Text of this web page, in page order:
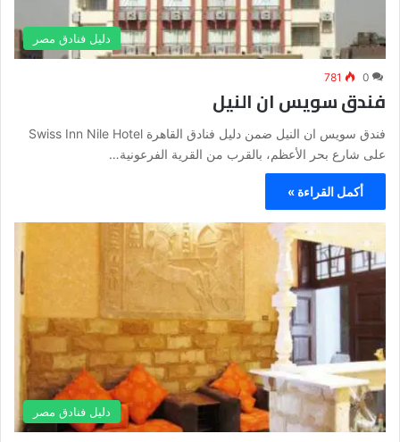
دليل فنادق مصر
0
781
فندق سويس ان النيل
فندق سويس ان النيل ضمن دليل فنادق القاهرة Swiss Inn Nile Hotel
على شارع بحر الأعظم، بالقرب من القرية الفرعونية…
أكمل القراءة »
دليل فنادق مصر